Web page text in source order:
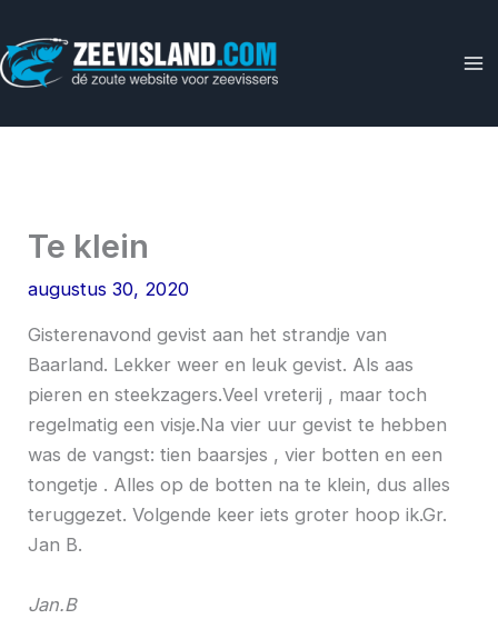
naar
de
Te klein
augustus 30, 2020
Gisterenavond gevist aan het strandje van
Baarland. Lekker weer en leuk gevist. Als aas
pieren en steekzagers.Veel vreterij , maar toch
regelmatig een visje.Na vier uur gevist te hebben
was de vangst: tien baarsjes , vier botten en een
tongetje . Alles op de botten na te klein, dus alles
teruggezet. Volgende keer iets groter hoop ik.Gr.
Jan B.
Jan.B